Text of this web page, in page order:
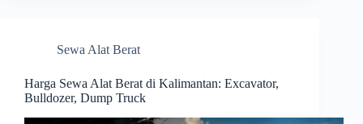
Sewa Alat Berat
Harga Sewa Alat Berat di Kalimantan: Excavator,
Bulldozer, Dump Truck